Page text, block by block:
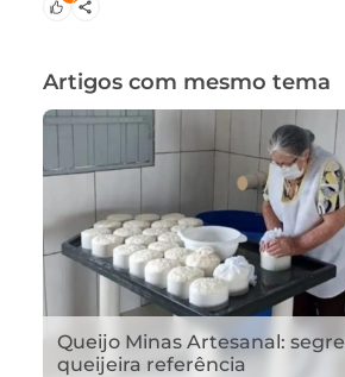
Artigos com mesmo tema
Queijo Minas Artesanal:
queijeira referência